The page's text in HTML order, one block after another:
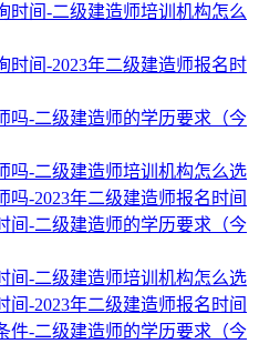
时间-二级建造师培训机构怎么
时间-2023年二级建造师报名时
吗-二级建造师的学历要求（今
吗-二级建造师培训机构怎么选
吗-2023年二级建造师报名时间
间-二级建造师的学历要求（今
间-二级建造师培训机构怎么选
间-2023年二级建造师报名时间
件-二级建造师的学历要求（今